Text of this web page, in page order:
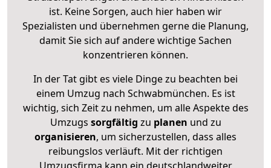
ist. Keine Sorgen, auch hier haben wir
Spezialisten und übernehmen gerne die Planung,
damit Sie sich auf andere wichtige Sachen
konzentrieren können.
In der Tat gibt es viele Dinge zu beachten bei
einem Umzug nach Schwabmünchen. Es ist
wichtig, sich Zeit zu nehmen, um alle Aspekte des
Umzugs sorgfältig zu planen und zu
organisieren, um sicherzustellen, dass alles
reibungslos verläuft. Mit der richtigen